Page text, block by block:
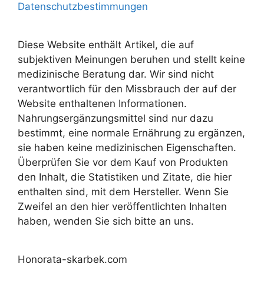
Datenschutzbestimmungen
Diese Website enthält Artikel, die auf
subjektiven Meinungen beruhen und stellt keine
medizinische Beratung dar. Wir sind nicht
verantwortlich für den Missbrauch der auf der
Website enthaltenen Informationen.
Nahrungsergänzungsmittel sind nur dazu
bestimmt, eine normale Ernährung zu ergänzen,
sie haben keine medizinischen Eigenschaften.
Überprüfen Sie vor dem Kauf von Produkten
den Inhalt, die Statistiken und Zitate, die hier
enthalten sind, mit dem Hersteller. Wenn Sie
Zweifel an den hier veröffentlichten Inhalten
haben, wenden Sie sich bitte an uns.
Honorata-skarbek.com